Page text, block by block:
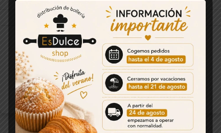
Ingredientes
Información Nutricional
¡Dale un toque especial a tus celebraciones con nuestras
increíbles bolsas de picos
! Perfectas para sorprender a
tus invitados y hacer que cada momento sea inolvidable.
PRESENTACIÓN: 250 g
6 bolsas x 250g